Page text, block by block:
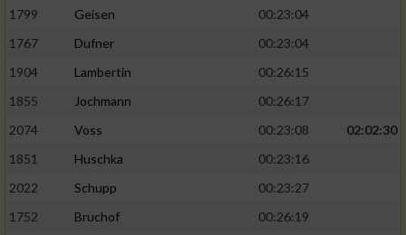
1799
Geisen
00:23:04
1767
Dufner
00:23:04
1904
Lambertin
00:26:15
1855
Jochmann
00:26:17
2074
Voss 00:23:08
02:02:30
1851
Huschka
00:23:16
2022
Schupp
00:23:27
1752
Bruchof
00:26:19